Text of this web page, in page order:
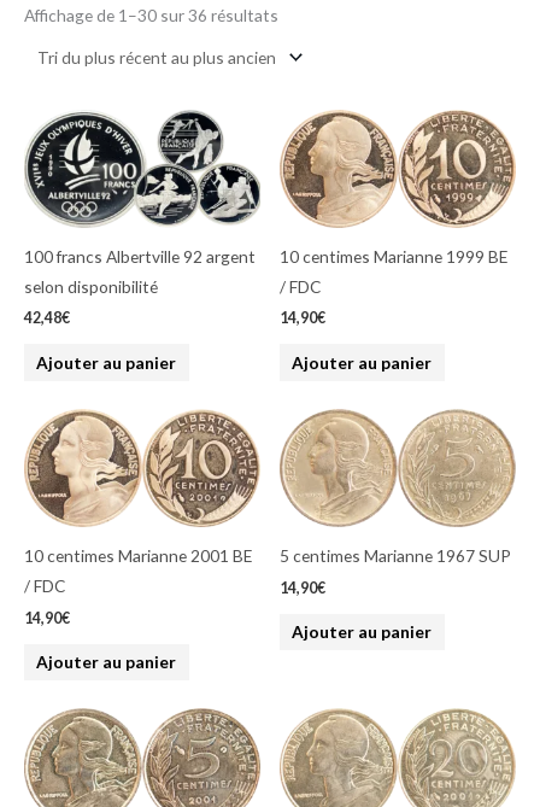
Affichage de 1–30 sur 36 résultats
100 francs Albertville 92 argent
selon disponibilité
42,48€
Ajouter au panier
10 centimes Marianne 1999 BE
/ FDC
14,90€
Ajouter au panier
10 centimes Marianne 2001 BE
/ FDC
14,90€
Ajouter au panier
5 centimes Marianne 1967 SUP
14,90€
Ajouter au panier